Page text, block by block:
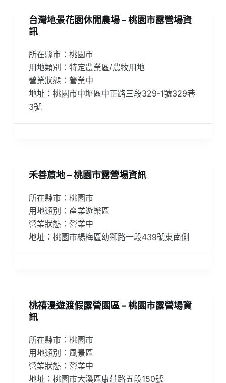
台灣地景花園休閒農場 – 桃園市露營場資
訊
所在縣市：桃園市
用地類別：特定農業區/農牧用地
營業狀態：營業中
地址：桃園市中壢區中正路三段329-1號329巷
3號
禾善蒝地 – 桃園市露營場資訊
所在縣市：桃園市
用地類別：產業遊樂區
營業狀態：營業中
地址：桃園市楊梅區幼獅路一段439號東南側
桃禧漫遊渡假露營園區 – 桃園市露營場資
訊
所在縣市：桃園市
用地類別：風景區
營業狀態：營業中
地址：桃園市大溪區康莊路五段150號